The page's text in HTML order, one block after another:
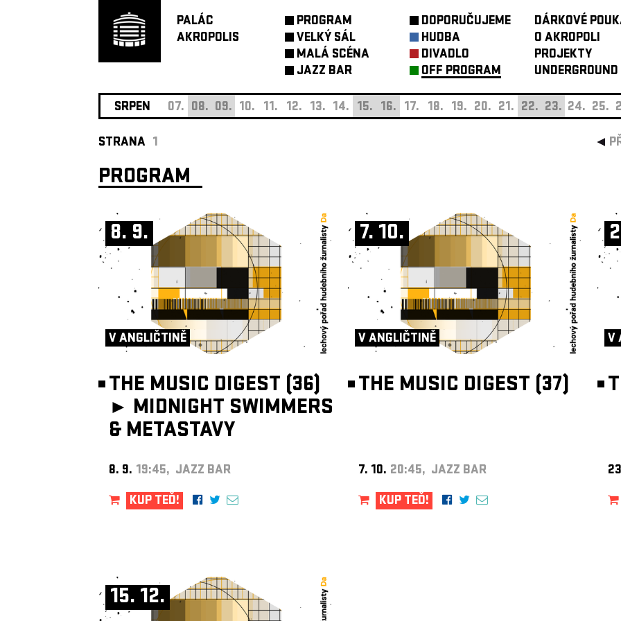
PALÁC
AKROPOLIS
PROGRAM
VELKÝ SÁL
MALÁ SCÉNA
JAZZ BAR
DOPORUČUJEME
HUDBA
DIVADLO
OFF PROGRAM
DÁRKOVÉ
O AKROPOLI
PROJEKTY
UNDERGROUND
SRPEN 07. 08. 09. 10. 11. 12. 13. 14. 15. 16. 17. 18. 19. 20. 21. 22. 23. 24. 25.
STRANA 1
PROGRAM
8. 9.
V ANGLIČTINĚ
THE MUSIC DIGEST (36)
► MIDNIGHT SWIMMERS
& METASTAVY
8. 9. 19:45, JAZZ BAR
KUP TEĎ!
7. 10.
V ANGLIČTINĚ
THE MUSIC DIGEST (37)
7. 10. 20:45, JAZZ BAR
KUP TEĎ!
V
15. 12.